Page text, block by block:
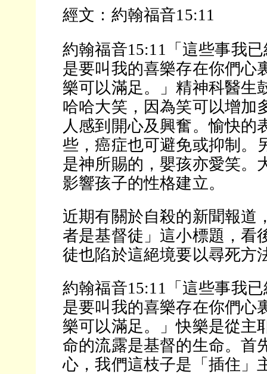
經文：約翰福音15:11
約翰福音15:11「這些事我
是要叫我的喜樂存在你們心
樂可以滿足。」精神科醫生
哈哈大笑，因為笑可以增加
人感到開心及興奮。愉快的
些，癌症也可避免或抑制。
是神所賜的，嬰孩亦愛笑。
影響孩子的性格建立。
近期有關於自殺的新聞報道
者是基督徒」這小標題，看
徒也陷於這絕境要以尋死方
約翰福音15:11「這些事我
是要叫我的喜樂存在你們心
樂可以滿足。」快樂是從主
命的流露是基督的生命。首
心，我們這枝子是「插住」